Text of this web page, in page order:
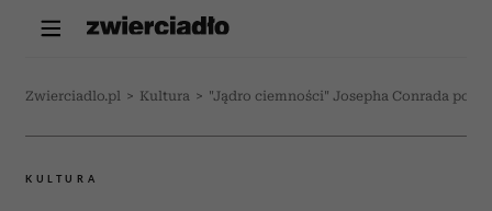
Zwierciadlo.pl > Kultura > "Jądro ciemności" Josepha Conrada
KULTURA